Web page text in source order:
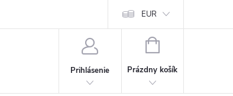
Reklamačný formulár
EUR
Prihlásenie
NÁKUPNÝ
Prázdny košík